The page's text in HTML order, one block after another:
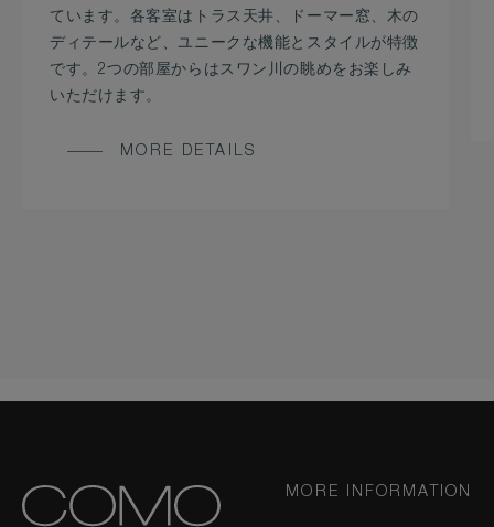
ています。各客室はトラス天井、ドーマー窓、木の
ディテールなど、ユニークな機能とスタイルが特徴
です。2つの部屋からはスワン川の眺めをお楽しみ
いただけます。
MORE DETAILS
MORE INFORMATION